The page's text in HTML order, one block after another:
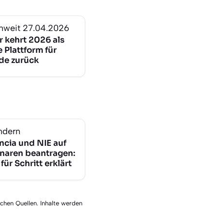
27.04.2026
kehrt 2026 als
Plattform für
zurück
und NIE auf
beantragen:
Schritt erklärt
Quellen. Inhalte werden